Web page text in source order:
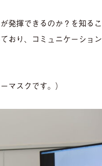
発揮できるのか？を知るこ
おり、コミュニケーション
マスクです。）